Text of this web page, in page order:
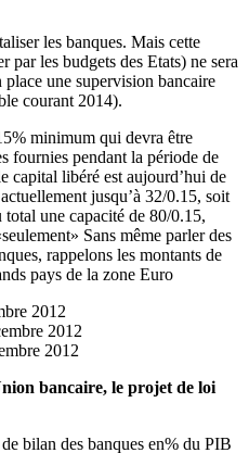
les banques. Mais cette
par les budgets des Etats) ne sera
une supervision bancaire
courant 2014).
minimum qui devra être
fournies pendant la période de
capital libéré est aujourd’hui de
jusqu’à 32/0.15, soit
une capacité de 80/0.15,
Sans même parler des
rappelons les montants de
pays de la zone Euro
2012
2012
2012
bancaire, le projet de loi
bilan des banques en% du PIB